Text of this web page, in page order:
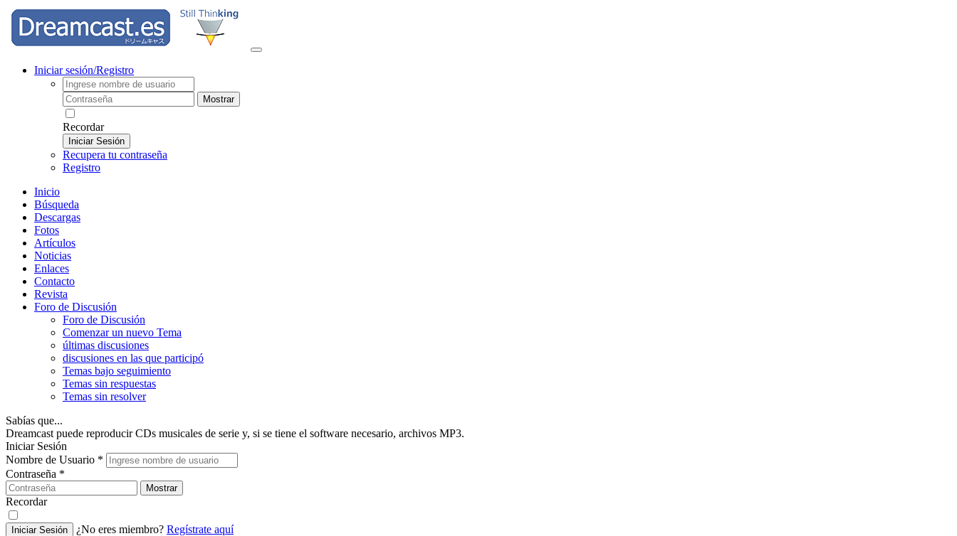
Iniciar sesión/Registro
Mostrar
Recordar
Iniciar Sesión
Recupera tu contraseña
Registro
Inicio
Búsqueda
Descargas
Fotos
Artículos
Noticias
Enlaces
Contacto
Revista
Foro de Discusión
Foro de Discusión
Comenzar un nuevo Tema
últimas discusiones
discusiones en las que participó
Temas bajo seguimiento
Temas sin respuestas
Temas sin resolver
Sabías que...
Dreamcast puede reproducir CDs musicales de serie y, si se tiene el software necesario, archivos MP3.
Iniciar Sesión
Nombre de Usuario *
Contraseña *
Mostrar
Recordar
Iniciar Sesión ¿No eres miembro? Regístrate aquí